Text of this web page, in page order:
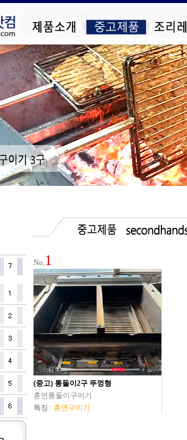
No, 1
(중고) 통돌이2구 뚜껑형
훈연통돌이구이기
특징 : 훈연구이기